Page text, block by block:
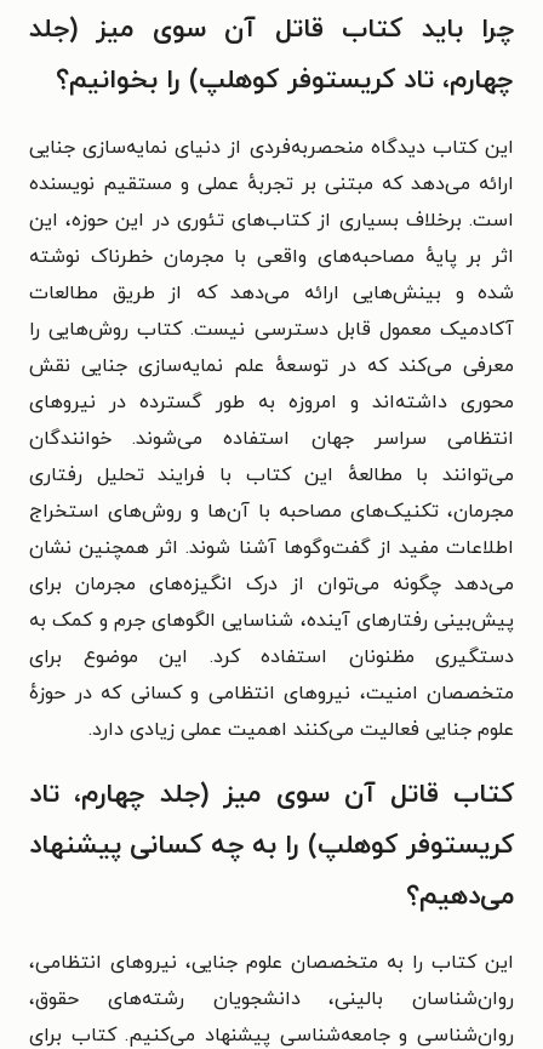
چرا باید کتاب قاتل آن سوی میز (جلد
چهارم، تاد کریستوفر کوهلپ) را بخوانیم؟
این کتاب دیدگاه منحصربه‌فردی از دنیای نمایه‌سازی جنایی
ارائه می‌دهد که مبتنی بر تجربهٔ عملی و مستقیم نویسنده
است. برخلاف بسیاری از کتاب‌های تئوری در این حوزه، این
اثر بر پایهٔ مصاحبه‌های واقعی با مجرمان خطرناک نوشته
شده و بینش‌هایی ارائه می‌دهد که از طریق مطالعات
آکادمیک معمول قابل دسترسی نیست. کتاب روش‌هایی را
معرفی می‌کند که در توسعهٔ علم نمایه‌سازی جنایی نقش
محوری داشته‌اند و امروزه به طور گسترده در نیروهای
انتظامی سراسر جهان استفاده می‌شوند. خوانندگان
می‌توانند با مطالعهٔ این کتاب با فرایند تحلیل رفتاری
مجرمان، تکنیک‌های مصاحبه با آن‌ها و روش‌های استخراج
اطلاعات مفید از گفت‌وگوها آشنا شوند. اثر همچنین نشان
می‌دهد چگونه می‌توان از درک انگیزه‌های مجرمان برای
پیش‌بینی رفتارهای آینده، شناسایی الگوهای جرم و کمک به
دستگیری مظنونان استفاده کرد. این موضوع برای
متخصصان امنیت، نیروهای انتظامی و کسانی که در حوزهٔ
علوم جنایی فعالیت می‌کنند اهمیت عملی زیادی دارد.
کتاب قاتل آن سوی میز (جلد چهارم، تاد
کریستوفر کوهلپ) را به چه کسانی پیشنهاد
می‌دهیم؟
این کتاب را به متخصصان علوم جنایی، نیروهای انتظامی،
روان‌شناسان بالینی، دانشجویان رشته‌های حقوق،
روان‌شناسی و جامعه‌شناسی پیشنهاد می‌کنیم. کتاب برای